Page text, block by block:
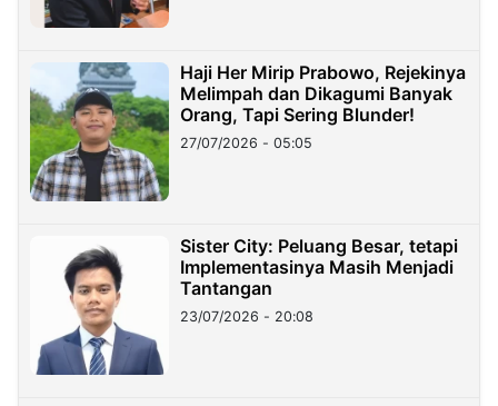
Haji Her Mirip Prabowo, Rejekinya
Melimpah dan Dikagumi Banyak
Orang, Tapi Sering Blunder!
27/07/2026 - 05:05
Sister City: Peluang Besar, tetapi
Implementasinya Masih Menjadi
Tantangan
23/07/2026 - 20:08